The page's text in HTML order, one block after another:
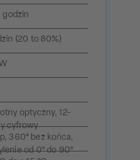
godzin
(20 to 80%)
optyczny, 12-
cyfrowy
360° bez końca,
od 0° do 90°